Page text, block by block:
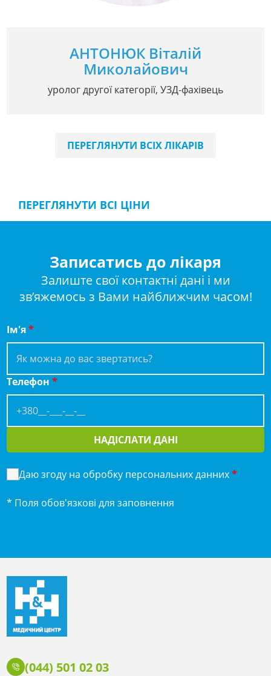
АНТОНЮК Віталій
Миколайович
уролог другої категорії, УЗД-фахівець
ПЕРЕГЛЯНУТИ ВСІХ ЛІКАРІВ
ПЕРЕГЛЯНУТИ ВСІ ЦІНИ
Записатись до лікаря
Залиште свої контактні дані і ми
зв’яжемось з Вами найближчим часом!
Ім'я*
Телефон*
НАДІСЛАТИ ДАНІ
Даю згоду на обробку персональних данних*
* Поля обов'язкові для заповнення
(044) 501 02 03